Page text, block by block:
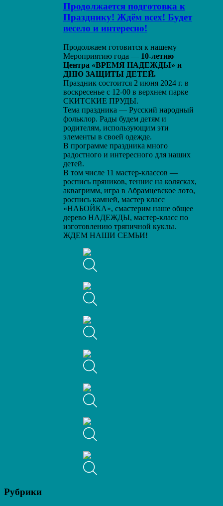
Продолжается подготовка к
Празднику! Ждём всех! Будет
весело и интересно!
Продолжаем готовится к нашему
Мероприятию года — 10-летию
Центра «ВРЕМЯ НАДЕЖДЫ» и
ДНЮ ЗАЩИТЫ ДЕТЕЙ.
Праздник состоится 2 июня 2024 г. в
воскресенье с 12-00 в верхнем парке
СКИТСКИЕ ПРУДЫ.
Тема праздника — Русский народный
фольклор. Рады будем детям и
родителям, использующим эти
элементы в своей одежде.
В программе праздника много
радостного и интересного для наших
детей.
В том числе 11 мастер-классов —
роспись пряников, теннис на колясках,
аквагримм, игра в Абрамцевское лото,
роспись камней, мастер класс
«НАБОЙКА», смастерим наше общее
дерево НАДЕЖДЫ, мастер-класс по
изготовлению тряпичной куклы.
ЖДЕМ НАШИ СЕМЬИ!
Рубрики